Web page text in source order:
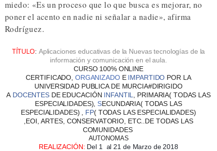
miedo: «Es un proceso que lo que busca es mejorar, no
poner el acento en nadie ni señalar a nadie», afirma
Rodríguez.
TÍTULO: Aplicaciones educativas de la Nuevas tecnologías de la
información y comunicación en el aula.
CURSO 100% ONLINE
CERTIFICADO, ORGANIZADOE IMPARTIDO POR LA
UNIVERSIDAD PUBLICA DE MURCIA#DIRIGIDO
A DOCENTES DE EDUCACIÓN INFANTIL PRIMARIA( TODAS LAS
ESPECIALIDADES), SECUNDARIA( TODAS LAS
ESPECIALIDADES) , FP( TODAS LAS ESPECIALIDADES)
EOI ,ARTES, CONSERVATORIO , ETC..DE TODAS LAS
COMUNIDADES
AUTONOMAS
REALIZACIÓN: Del 1 al 21 de Marzo de 2018